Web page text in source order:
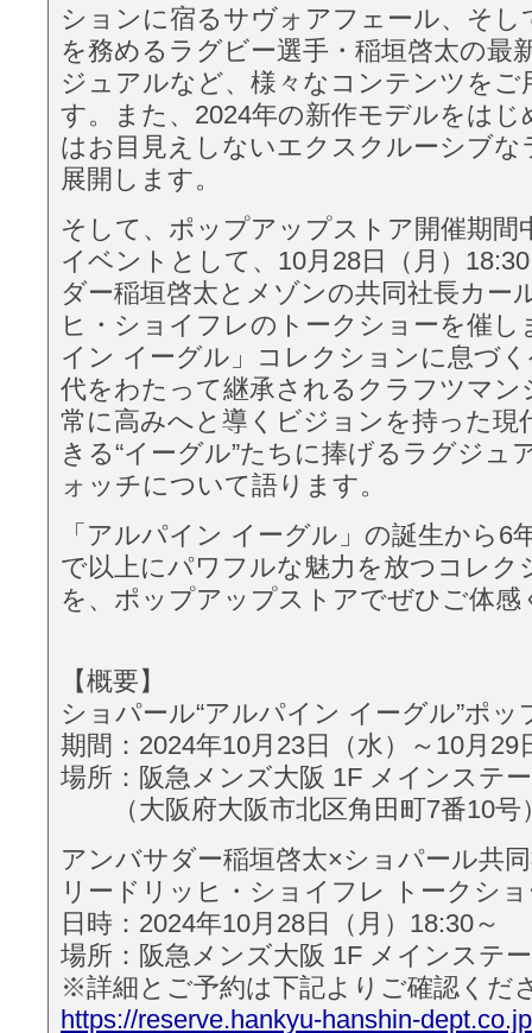
ションに宿るサヴォアフェール、そし
を務めるラグビー選手・稲垣啓太の最
ジュアルなど、様々なコンテンツをご
す。また、2024年の新作モデルをはじ
はお目見えしないエクスクルーシブ
展開します。
そして、ポップアップストア開催期間
イベントとして、10月28日（月）
ダー稲垣啓太とメゾンの共同社長カー
ヒ・ショイフレのトークショーを催し
イン イーグル」コレクションに息づ
代をわたって継承されるクラフツマン
常に高みへと導くビジョンを持った現
きる“イーグル”たちに捧げるラグジュ
ォッチについて語ります。
「アルパイン イーグル」の誕生から6
で以上にパワフルな魅力を放つコレク
を、ポップアップストアでぜひご体感
【概要】
ショパール“アルパイン イーグル”ポ
期間：2024年10月23日（水）～10月29
場所：阪急メンズ大阪 1F メインステ
（大阪府大阪市北区角田町7番10号
アンバサダー稲垣啓太×ショパール共
リードリッヒ・ショイフレ トークシ
日時：2024年10月28日（月）18:30～
場所：阪急メンズ大阪 1F メインステ
※詳細とご予約は下記よりご確認くだ
https://reserve.hankyu-hanshin-